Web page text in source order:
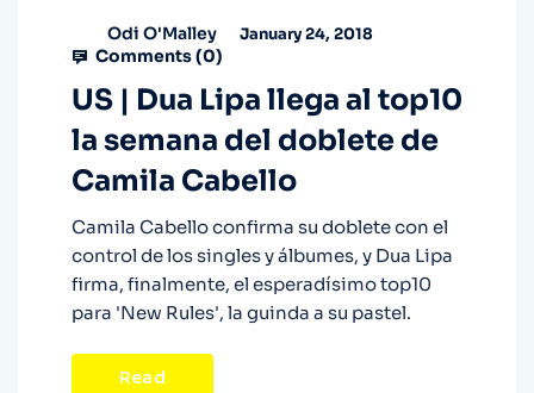
Odi O'Malley January 24, 2018
Comments (0)
US | Dua Lipa llega al top10
la semana del doblete de
Camila Cabello
Camila Cabello confirma su doblete con el
control de los singles y álbumes, y Dua Lipa
firma, finalmente, el esperadísimo top10
para 'New Rules', la guinda a su pastel.
Read